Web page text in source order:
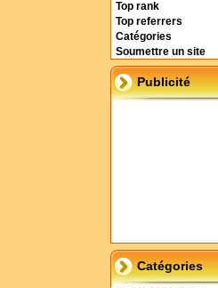
Top rank
Top referrers
Catégories
Soumettre un site
Publicité
Catégories